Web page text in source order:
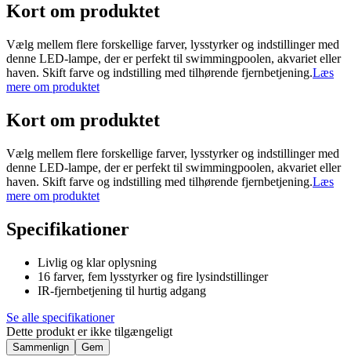
Kort om produktet
Vælg mellem flere forskellige farver, lysstyrker og indstillinger med
denne LED-lampe, der er perfekt til swimmingpoolen, akvariet eller
haven. Skift farve og indstilling med tilhørende fjernbetjening.Læs
mere om produktet
Kort om produktet
Vælg mellem flere forskellige farver, lysstyrker og indstillinger med
denne LED-lampe, der er perfekt til swimmingpoolen, akvariet eller
haven. Skift farve og indstilling med tilhørende fjernbetjening.Læs
mere om produktet
Specifikationer
Livlig og klar oplysning
16 farver, fem lysstyrker og fire lysindstillinger
IR-fjernbetjening til hurtig adgang
Se alle specifikationer
Dette produkt er ikke tilgængeligt
Sammenlign Gem